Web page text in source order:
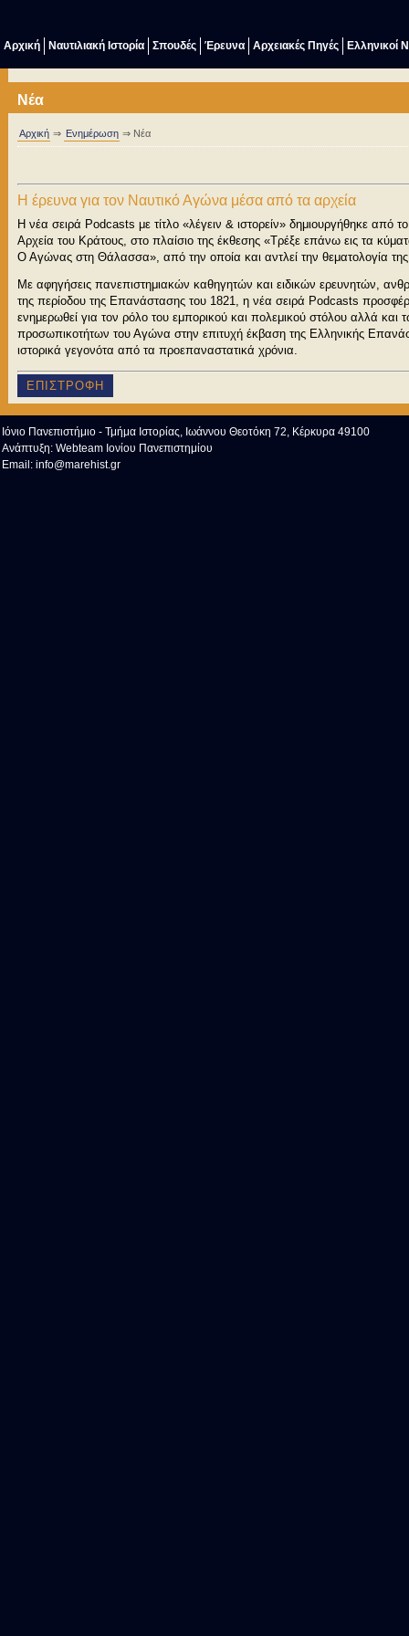
Αρχική Ναυτιλιακή Ιστορία Σπουδές Έρευνα Αρχειακές Πηγές Ελληνικοί
Νέα
Αρχική ⇒ Ενημέρωση ⇒ Νέα
Η έρευνα για τον Ναυτικό Αγώνα μέσα από τα αρχεία
Η νέα σειρά Podcasts με τίτλο «λέγειν & ιστορείν» δημιουργήθηκε από
Αρχεία του Κράτους, στο πλαίσιο της έκθεσης «Τρέξε επάνω εις τα
Ο Αγώνας στη Θάλασσα», από την οποία και αντλεί την θεματολογία
Με αφηγήσεις πανεπιστημιακών καθηγητών και ειδικών ερευνητών,
της περίοδου της Επανάστασης του 1821, η νέα σειρά Podcasts
ενημερωθεί για τον ρόλο του εμπορικού και πολεμικού στόλου αλλά και
προσωπικοτήτων του Αγώνα στην επιτυχή έκβαση της Ελληνικής
ιστορικά γεγονότα από τα προεπαναστατικά χρόνια.
ΕΠΙΣΤΡΟΦΗ
Ιόνιο Πανεπιστήμιο - Τμήμα Ιστορίας, Ιωάννου Θεοτόκη 72, Κέρκυρα 49100
Ανάπτυξη: Webteam Ιονίου Πανεπιστημίου
Email: info@marehist.gr